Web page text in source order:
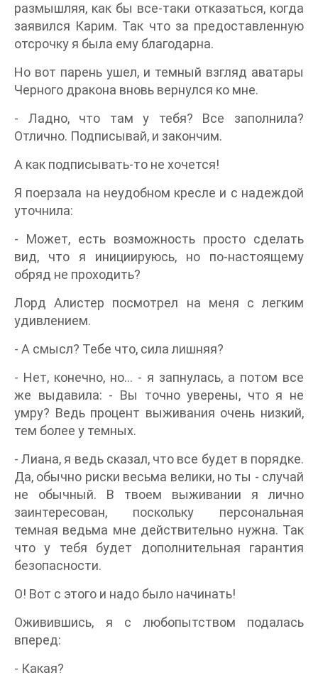
размышляя, как бы все-таки отказаться, когда
заявился Карим. Так что за предоставленную
отсрочку я была ему благодарна.
Но вот парень ушел, и темный взгляд аватары
Черного дракона вновь вернулся ко мне.
- Ладно, что там у тебя? Все заполнила?
Отлично. Подписывай, и закончим.
А как подписывать-то не хочется!
Я поерзала на неудобном кресле и с надеждой
уточнила:
- Может, есть возможность просто сделать
вид, что я инициируюсь, но по-настоящему
обряд не проходить?
Лорд Алистер посмотрел на меня с легким
удивлением.
- А смысл? Тебе что, сила лишняя?
- Нет, конечно, но... - я запнулась, а потом все
же выдавила: - Вы точно уверены, что я не
умру? Ведь процент выживания очень низкий,
тем более у темных.
- Лиана, я ведь сказал, что все будет в порядке.
Да, обычно риски весьма велики, но ты - случай
не обычный. В твоем выживании я лично
заинтересован, поскольку персональная
темная ведьма мне действительно нужна. Так
что у тебя будет дополнительная гарантия
безопасности.
О! Вот с этого и надо было начинать!
Оживившись, я с любопытством подалась
вперед:
- Какая?